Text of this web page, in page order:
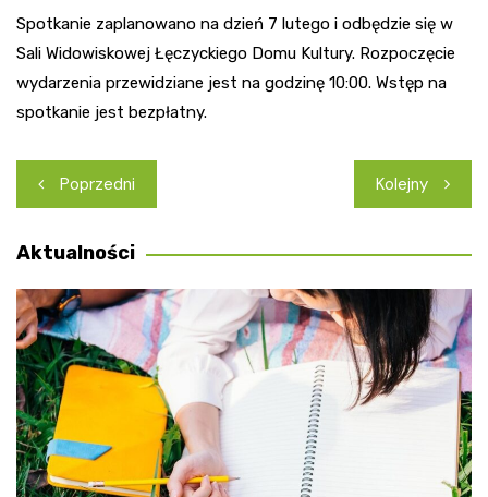
Spotkanie zaplanowano na dzień 7 lutego i odbędzie się w
Sali Widowiskowej Łęczyckiego Domu Kultury. Rozpoczęcie
wydarzenia przewidziane jest na godzinę 10:00. Wstęp na
spotkanie jest bezpłatny.
Nawigacja
wpisu
Poprzedni Kolejny
Aktualności